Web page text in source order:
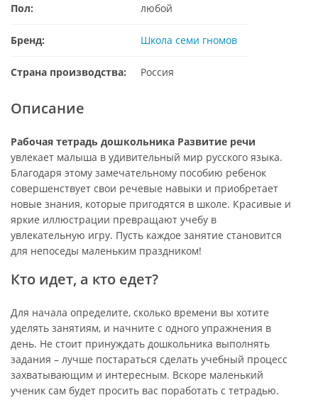
Пол: любой
Бренд: Школа семи гномов
Страна производства: Россия
Описание
Рабочая тетрадь дошкольника Развитие речи
увлекает малыша в удивительный мир русского языка.
Благодаря этому замечательному пособию ребенок
совершенствует свои речевые навыки и приобретает
новые знания, которые пригодятся в школе. Красивые и
яркие иллюстрации превращают учебу в
увлекательную игру. Пусть каждое занятие становится
для непоседы маленьким праздником!
Кто идет, а кто едет?
Для начала определите, сколько времени вы хотите
уделять занятиям, и начните с одного упражнения в
день. Не стоит принуждать дошкольника выполнять
задания – лучше постараться сделать учебный процесс
захватывающим и интересным. Вскоре маленький
ученик сам будет просить вас поработать с тетрадью.